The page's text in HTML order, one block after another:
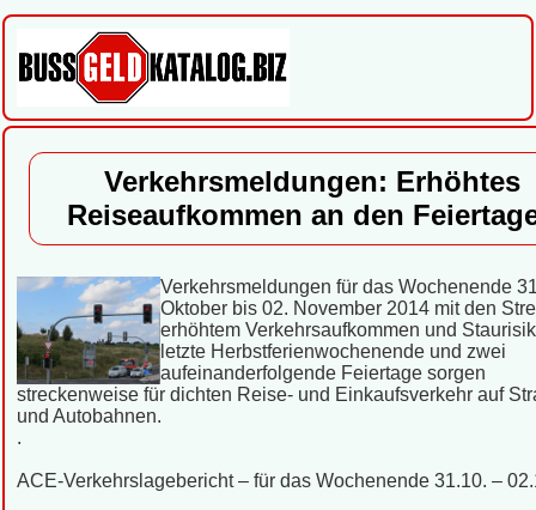
Verkehrsmeldungen: Erhöhtes
Reiseaufkommen an den
Verkehrsmeldungen für das Wochenende
Oktober bis 02. November 2014 mit den
erhöhtem Verkehrsaufkommen und
letzte Herbstferienwochenende und zwei
aufeinanderfolgende Feiertage sorgen
streckenweise für dichten Reise- und Einkaufsverkehr auf
und Autobahnen.
.
ACE-Verkehrslagebericht – für das Wochenende 31.10. –